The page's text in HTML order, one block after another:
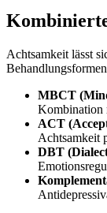
Achtsamkeit lässt
MBCT
Kombination
ACT
Achtsamkeit
DBT